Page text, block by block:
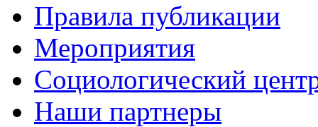
Правила публикации
Мероприятия
Социологический
Наши партнеры